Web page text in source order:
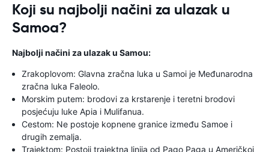
Koji su najbolji načini za ulazak u
Samoa?
Najbolji načini za ulazak u Samou:
Zrakoplovom: Glavna zračna luka u Samoi je Međunarodna
zračna luka Faleolo.
Morskim putem: brodovi za krstarenje i teretni brodovi
posjećuju luke Apia i Mulifanua.
Cestom: Ne postoje kopnene granice između Samoe i
drugih zemalja.
Trajektom: Postoji trajektna linija od Pago Paga u Američkoj